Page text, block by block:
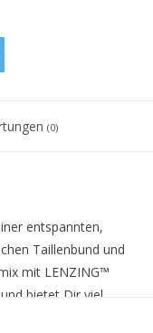
(0)
entspannten,
Taillenbund und
mit LENZING™
bietet Dir viel